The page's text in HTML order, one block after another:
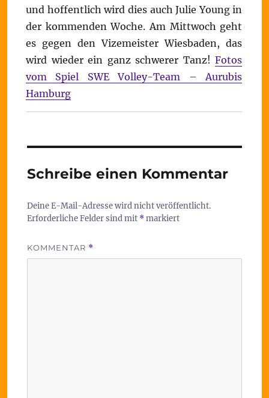
und hoffentlich wird dies auch Julie Young in
der kommenden Woche. Am Mittwoch geht
es gegen den Vizemeister Wiesbaden, das
wird wieder ein ganz schwerer Tanz!Fotos
vom Spiel SWE Volley-Team – Aurubis
Hamburg
Schreibe einen Kommentar
Deine E-Mail-Adresse wird nicht veröffentlicht.
Erforderliche Felder sind mit *markiert
KOMMENTAR *